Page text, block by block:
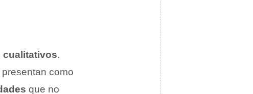
cualitativos.
como
que no